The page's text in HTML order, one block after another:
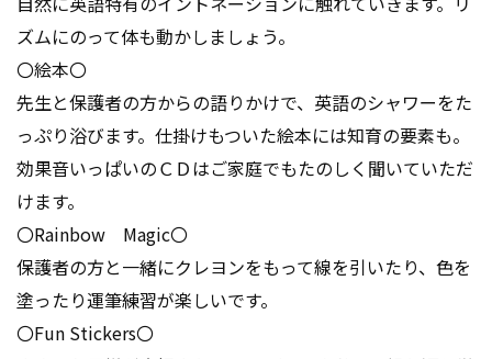
ズムにのって体も動かしましょう。
〇絵本〇
先生と保護者の方からの語りかけで、英語のシャワーをた
っぷり浴びます。仕掛けもついた絵本には知育の要素も。
効果音いっぱいのＣＤはご家庭でもたのしく聞いていただ
けます。
〇Rainbow Magic〇
保護者の方と一緒にクレヨンをもって線を引いたり、色を
塗ったり運筆練習が楽しいです。
〇Fun Stickers〇